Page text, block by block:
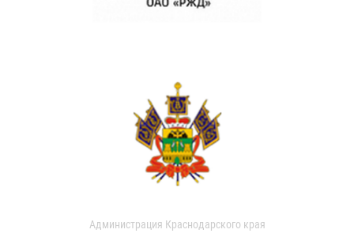
Администрация Краснодарского края